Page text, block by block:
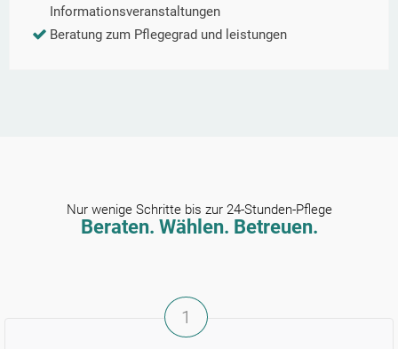
Informationsveranstaltungen
Beratung zum Pflegegrad und leistungen
Nur wenige Schritte bis zur 24-Stunden-Pflege
Beraten. Wählen. Betreuen.
1